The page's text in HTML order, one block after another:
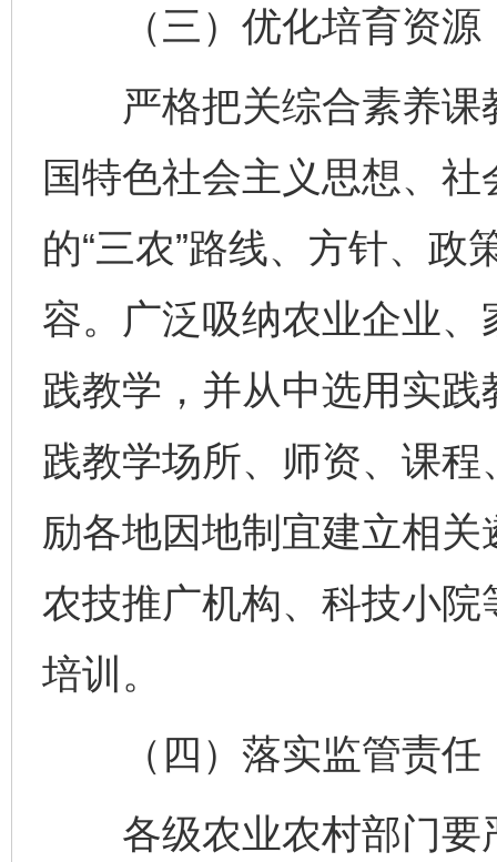
（三）优化培育资源
严格把关综合素养课
国特色社会主义思想、
的“三农”路线、方针、
容。广泛吸纳农业企业
践教学，并从中选用实
践教学场所、师资、课
励各地因地制宜建立相
农技推广机构、科技小
培训。
（四）落实监管责任
各级农业农村部门要